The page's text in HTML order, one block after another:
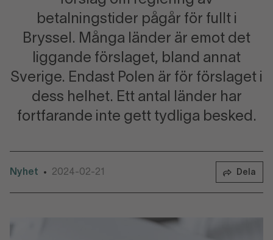
betalningstider pågår för fullt i
Bryssel. Många länder är emot det
liggande förslaget, bland annat
Sverige. Endast Polen är för förslaget i
dess helhet. Ett antal länder har
fortfarande inte gett tydliga besked.
Nyhet • 2024-02-21 Dela